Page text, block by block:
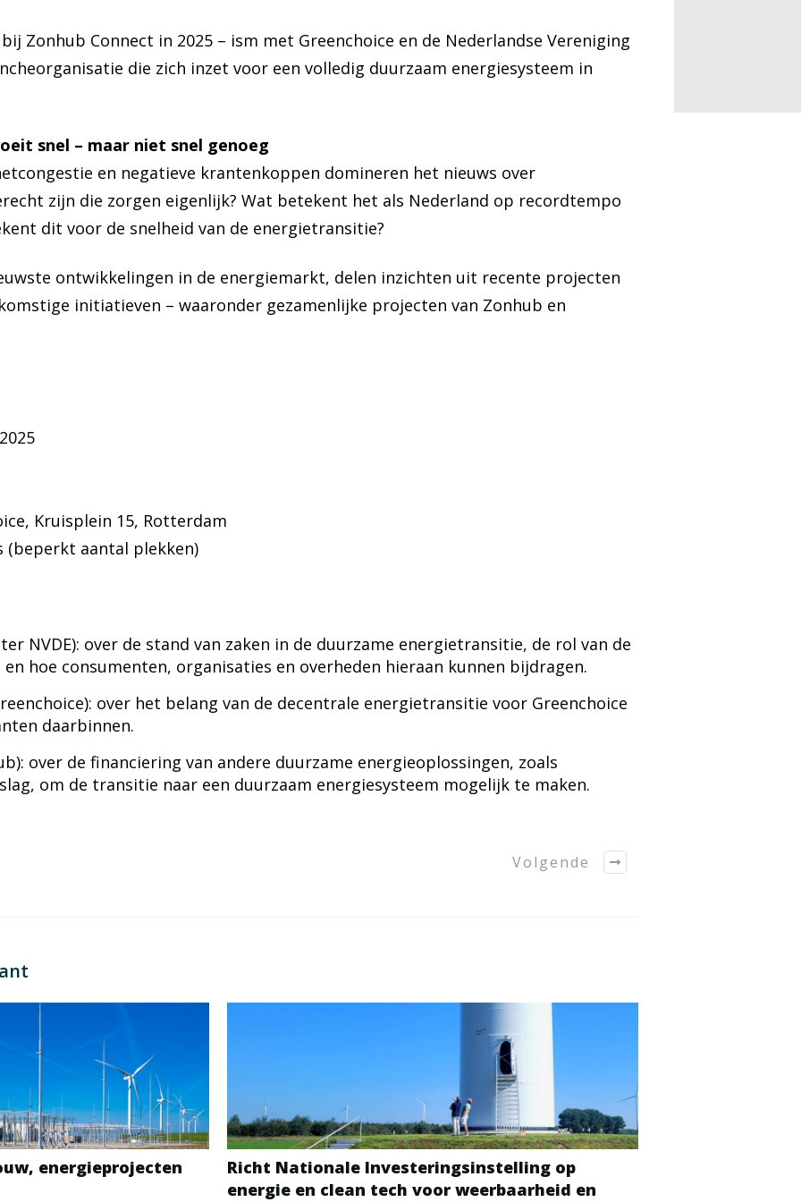
Zonhub Connect in 2025 – ism met Greenchoice en de Nederlandse Vereniging
die zich inzet voor een volledig duurzaam energiesysteem in
snel – maar niet snel genoeg
en negatieve krantenkoppen domineren het nieuws over
zijn die zorgen eigenlijk? Wat betekent het als Nederland op recordtempo
dit voor de snelheid van de energietransitie?
ontwikkelingen in de energiemarkt, delen inzichten uit recente projecten
initiatieven – waaronder gezamenlijke projecten van Zonhub en
Kruisplein 15, Rotterdam
(beperkt aantal plekken)
NVDE): over de stand van zaken in de duurzame energietransitie, de rol van de
hoe consumenten, organisaties en overheden hieraan kunnen bijdragen.
over het belang van de decentrale energietransitie voor Greenchoice
daarbinnen.
over de financiering van andere duurzame energieoplossingen, zoals
om de transitie naar een duurzaam energiesysteem mogelijk te maken.
Volgende
energieprojecten
Richt Nationale Investeringsinstelling op
energie en clean tech voor weerbaarheid en